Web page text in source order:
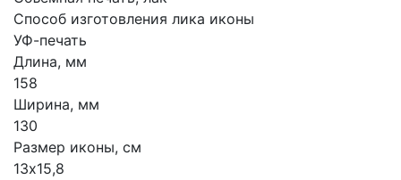
Способ изготовления лика иконы
УФ-печать
Длина, мм
158
Ширина, мм
130
Размер иконы, см
13х15,8